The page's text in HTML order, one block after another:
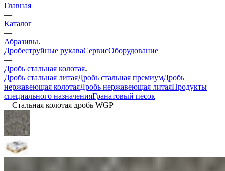
Главная
—
Каталог
—
Абразивы
Дробеструйные рукаваСервисОборудование
—
Дробь стальная колотая
Дробь стальная литаяДробь стальная премиумДробь
нержавеющая колотаяДробь нержавеющая литаяПродукты
специального назначенияГранатовый песок
—Стальная колотая дробь WGP